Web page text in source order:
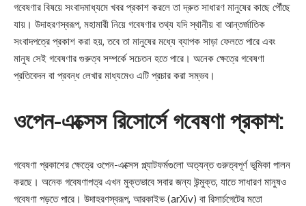
গবেষণার বিষয়ে সংবাদমাধ্যমে খবর প্রকাশ করলে তা দ্রুত সাধারণ মানুষের কাছে পৌঁছে
যায়। উদাহরণস্বরূপ, মহামারী নিয়ে গবেষণার তথ্য যদি স্থানীয় বা আন্তর্জাতিক
সংবাদপত্রে প্রকাশ করা হয়, তবে তা মানুষের মধ্যে ব্যাপক সাড়া ফেলতে পারে এবং
মানুষ সেই গবেষণার গুরুত্ব সম্পর্কে সচেতন হতে পারে। অনেক ক্ষেত্রে গবেষণা
প্রতিবেদন বা প্রবন্ধ লেখার মাধ্যমেও এটি প্রচার করা সম্ভব।
ওপেন-এক্সেস রিসোর্সে গবেষণা প্রকাশ:
গবেষণা প্রকাশের ক্ষেত্রে ওপেন-এক্সেস প্ল্যাটফর্মগুলো অত্যন্ত গুরুত্বপূর্ণ ভূমিকা পালন
করছে। অনেক গবেষণাপত্র এখন মুক্তভাবে সবার জন্য উন্মুক্ত, যাতে সাধারণ মানুষও
গবেষণা পড়তে পারে। উদাহরণস্বরূপ, আরকাইভ (arXiv) বা রিসার্চগেটের মতো